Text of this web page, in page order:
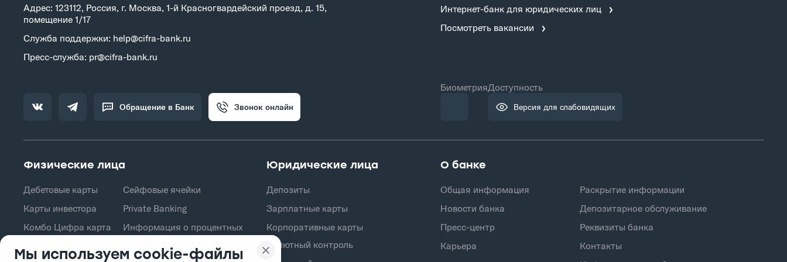
Мы используем cookie-файлы
Адрес: 123112, Россия, г. Москва, 1-й Красногвардейский проезд, д. 15,
помещение 1/17
Служба поддержки: help@cifra-bank.ru
Пресс-служба: pr@cifra-bank.ru
Интернет-банк для юридических лиц
Посмотреть вакансии
Обращение в Банк Звонок онлайн
БиометрияДоступность
Версия для слабовидящих
Физические лица
Дебетовые карты
Карты инвестора
Комбо Цифра карта
Сейфовые ячейки
Private Banking
Информация о процентных
ставках по договорам
банковского вклада
Юридические лица
Депозиты
Зарплатные карты
Корпоративные карты
Валютный контроль
О банке
Общая информация
Новости банка
Пресс-центр
Карьера
Раскрытие информации
Депозитарное обслуживание
Реквизиты банка
Контакты